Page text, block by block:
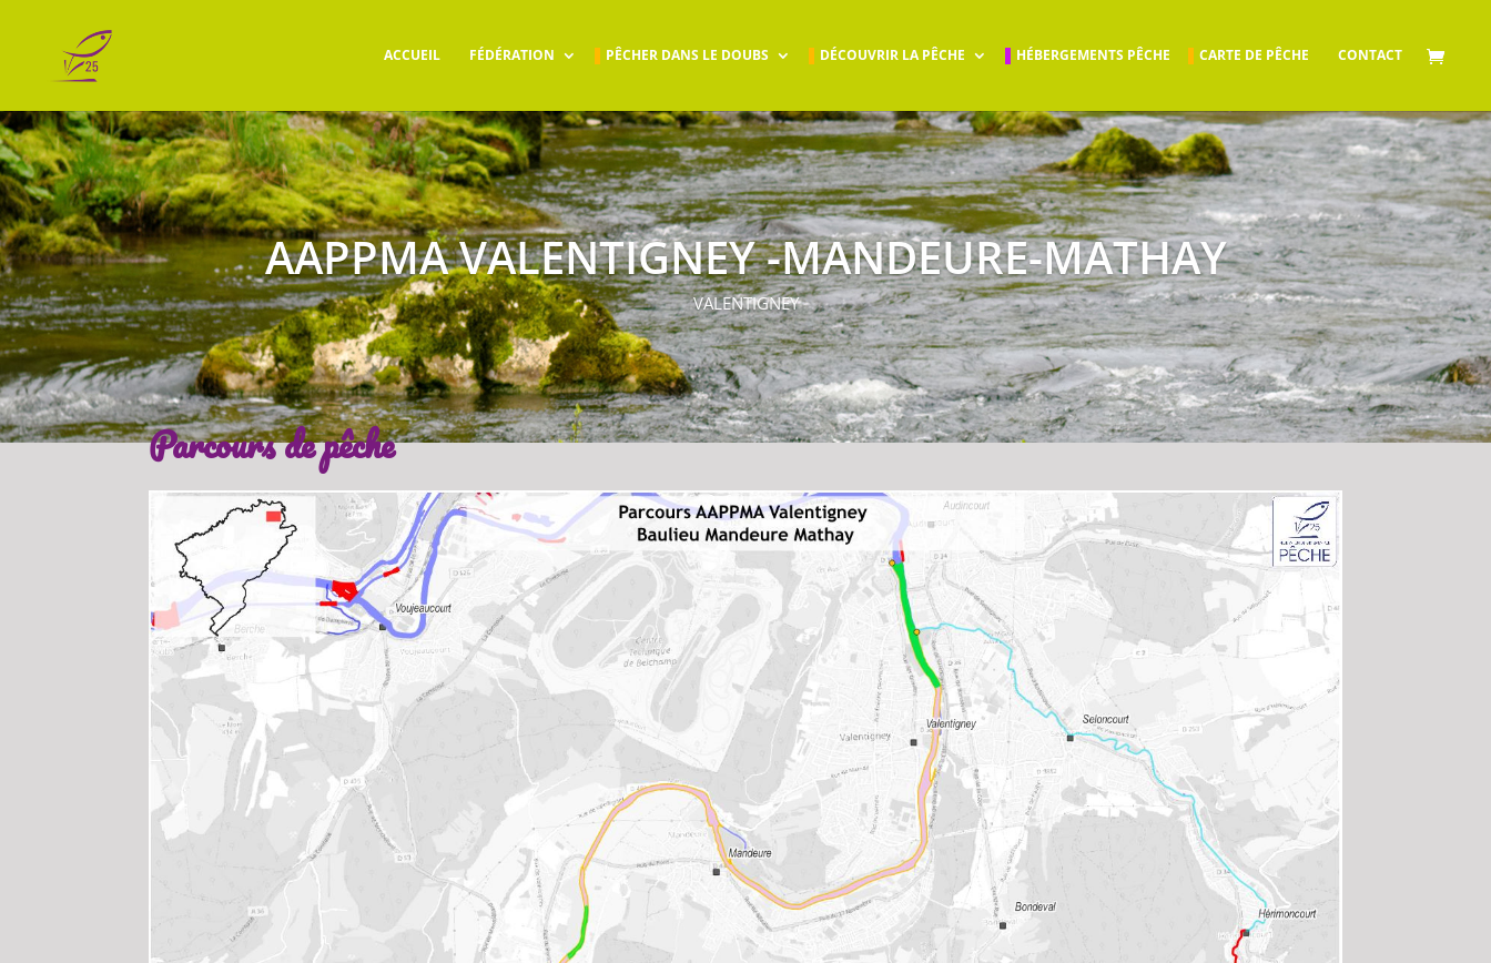
ACCUEIL FÉDÉRATION PÊCHER DANS LE DOUBS DÉCOUVRIR LA PÊCHE HÉBERGEMENTS PÊCHE CARTE DE PÊCHE CONTACT
AAPPMA VALENTIGNEY -MANDEURE-MATHAY
VALENTIGNEY
Parcours de pêche